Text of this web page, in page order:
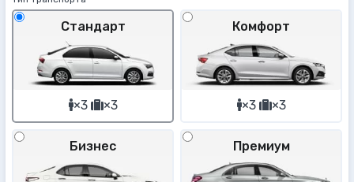
Стандарт
×3 ×3
Комфорт
×3 ×3
Бизнес Премиум